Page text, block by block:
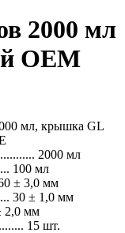
2000 мл
ОЕМ
мл, крышка GL
2000 мл
100 мл
± 3,0 мм
30 ± 1,0 мм
2,0 мм
15 шт.